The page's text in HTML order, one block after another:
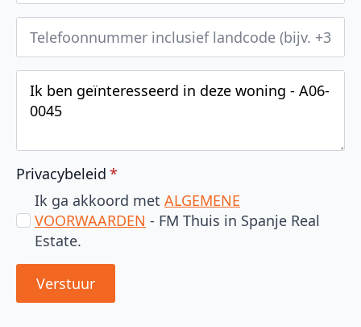
Privacybeleid *
Ik ga akkoord met ALGEMENE
VOORWAARDEN - FM Thuis in Spanje Real
Estate.
Verstuur